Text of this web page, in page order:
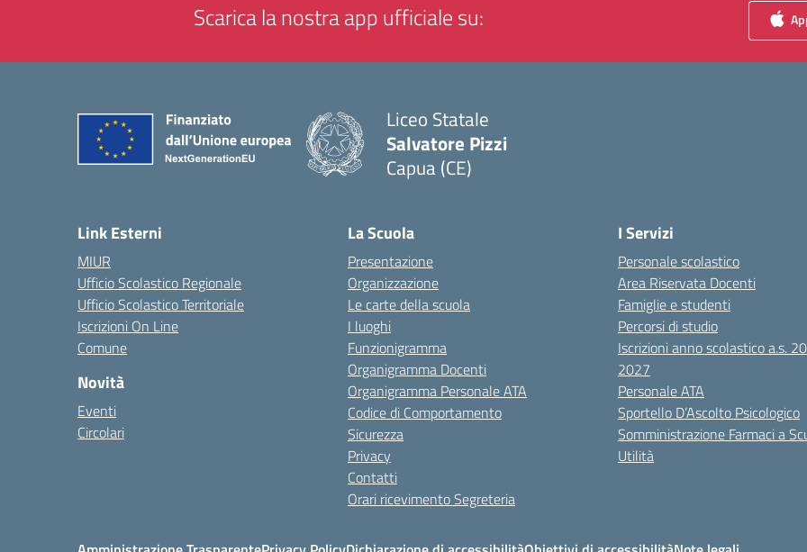
Scarica la nostra app ufficiale su:
Liceo Statale
Salvatore Pizzi
Capua (CE)
Link Esterni
MIUR
Ufficio Scolastico Regionale
Ufficio Scolastico Territoriale
Iscrizioni On Line
Comune
Novità
Eventi
Circolari
La Scuola
Presentazione
Organizzazione
Le carte della scuola
I luoghi
Funzionigramma
Organigramma Docenti
Organigramma Personale ATA
Codice di Comportamento
Sicurezza
Privacy
Contatti
Orari ricevimento Segreteria
I Servizi
Personale scolastico
Area Riservata Docenti
Famiglie e studenti
Percorsi di studio
Iscrizioni anno scolastico a.s.
2027
Personale ATA
Sportello D’Ascolto Psicologico
Somministrazione Farmaci a
Utilità